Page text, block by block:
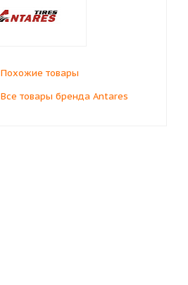
Похожие товары
Все товары бренда Antares